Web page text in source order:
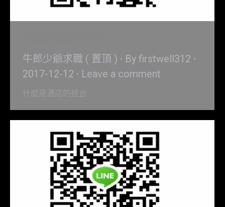
牛郎少爺求職 ( 置頂 ) By firstwell312
2017-12-12
Leave a comment
什麼是酒店的控台